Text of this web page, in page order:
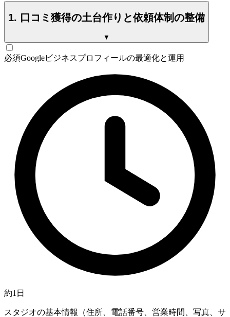
1. 口コミ獲得の土台作りと依頼体制の整備
▼
必須Googleビジネスプロフィールの最適化と運用
約1日
スタジオの基本情報（住所、電話番号、営業時間、写真、サ